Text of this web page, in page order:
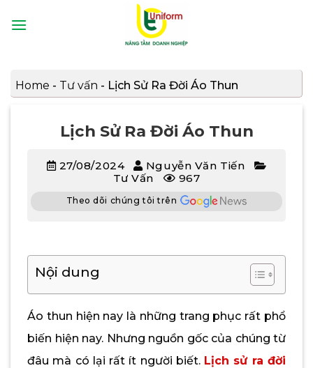
qua
Home - Tư vấn - Lịch Sử Ra Đời Áo Thun
Lịch Sử Ra Đời Áo Thun
27/08/2024
Nguyễn Văn Tiến
Tư Vấn
967
Theo dõi chúng tôi trên
Nội dung
Áo thun hiện nay là những trang phục rất phổ
biến hiện nay. Nhưng nguồn gốc của chúng từ
đâu mà có lại rất ít người biết. Lịch sử ra đời